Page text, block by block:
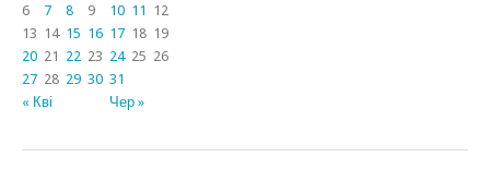
« Кві Чер »
6
7 8 9 10 11
12
13 14 15 16 17 18 19
20 21 22 23 24 25 26
27 28 29 30 31